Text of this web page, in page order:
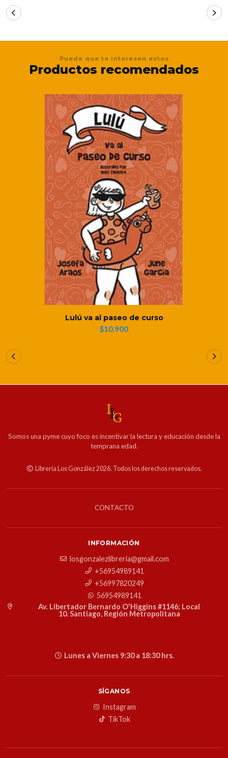
Puede que te interesen estos
Productos recomendados
Lulú va al paseo de curso
$10.900
Somos una pyme cuyo foco es incentivar la lectura y educación desde la
temprana edad.
Librería Los González 2026. Todos los derechos reservados.
CONTACTO
INFORMACIÓN
losgonzalezlibreria@gmail.com
+56954989141
+56997820249
56954989141
Av. Libertador Bernardo O'Higgins #1146; Local
10. Santiago, Región Metropolitana
Lunes a Viernes 9:30 a 18:30 hrs.
SÍGANOS
Instagram
TikTok